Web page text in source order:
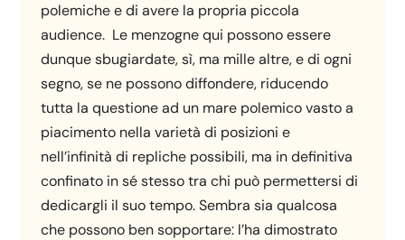
polemiche e di avere la propria piccola
audience. Le menzogne qui possono essere
dunque sbugiardate, sì, ma mille altre, e di ogni
segno, se ne possono diffondere, riducendo
tutta la questione ad un mare polemico vasto a
piacimento nella varietà di posizioni e
nell’infinità di repliche possibili, ma in definitiva
confinato in sé stesso tra chi può permettersi di
dedicargli il suo tempo. Sembra sia qualcosa
che possono ben sopportare: l’ha dimostrato